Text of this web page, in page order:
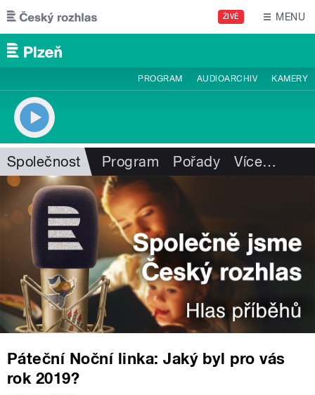
Přejít k hlavnímu obsahu
ŽIVĚ MENU
PROGRAM AUDIOARCHIV KAMERY
Společnost Program Pořady Více…
Páteční Noční linka: Jaký byl pro vás
rok 2019?